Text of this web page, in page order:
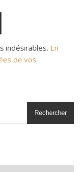
indésirables. En
de vos
Rechercher